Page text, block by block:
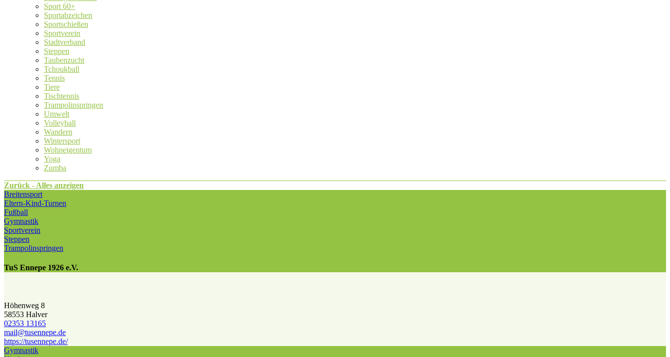
Sport 60+
Sportabzeichen
Sportschießen
Sportverein
Stadtverband
Steppen
Taubenzucht
Tchoukball
Tennis
Tiere
Tischtennis
Trampolinspringen
Umwelt
Volleyball
Wandern
Wintersport
Wohneigentum
Yoga
Zumba
Zurück - Alles anzeigen
Breitensport
Eltern-Kind-Turnen
Fußball
Gymnastik
Sportverein
Steppen
Trampolinspringen
TuS Ennepe 1926 e.V.
Höhenweg 8
58553 Halver
02353 13165
mail@​tusennepe.de
https://tusennepe.de/
Gymnastik